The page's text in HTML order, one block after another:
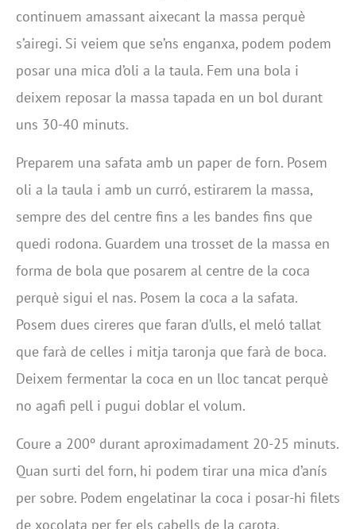
continuem amassant aixecant la massa perquè
s’airegi. Si veiem que se’ns enganxa, podem podem
posar una mica d’oli a la taula. Fem una bola i
deixem reposar la massa tapada en un bol durant
uns 30-40 minuts.
Preparem una safata amb un paper de forn. Posem
oli a la taula i amb un curró, estirarem la massa,
sempre des del centre fins a les bandes fins que
quedi rodona. Guardem una trosset de la massa en
forma de bola que posarem al centre de la coca
perquè sigui el nas. Posem la coca a la safata.
Posem dues cireres que faran d’ulls, el meló tallat
que farà de celles i mitja taronja que farà de boca.
Deixem fermentar la coca en un lloc tancat perquè
no agafi pell i pugui doblar el volum.
Coure a 200º durant aproximadament 20-25 minuts.
Quan surti del forn, hi podem tirar una mica d’anís
per sobre. Podem engelatinar la coca i posar-hi filets
de xocolata per fer els cabells de la carota.